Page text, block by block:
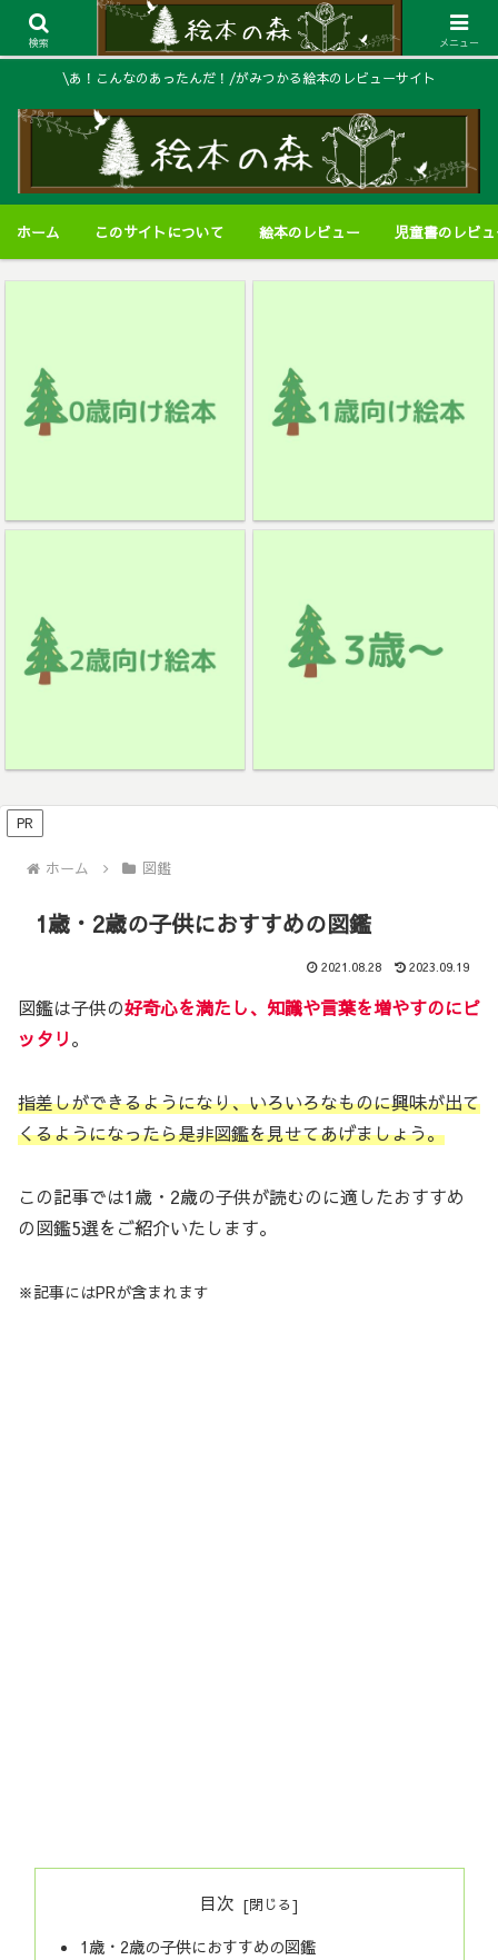
\あ！こんなのあったんだ！/がみつかる絵本のレビューサイト
ホーム このサイトについて 絵本のレビュー 児童書のレビ
PR
ホーム 図鑑
1歳・2歳の子供におすすめの図鑑
2021.08.28 2023.09.19
図鑑は子供の好奇心を満たし、知識や言葉を増やすのにピ
ッタリ。
指差しができるようになり、いろいろなものに興味が出て
くるようになったら是非図鑑を見せてあげましょう。
この記事では1歳・2歳の子供が読むのに適したおすすめ
の図鑑5選をご紹介いたします。
※記事にはPRが含まれます
目次
1歳・2歳の子供におすすめの図鑑
検索 メニュー